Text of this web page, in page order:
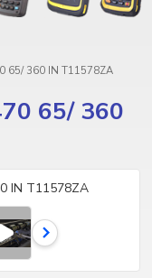
65/ 360 IN T11578ZA
65/ 360